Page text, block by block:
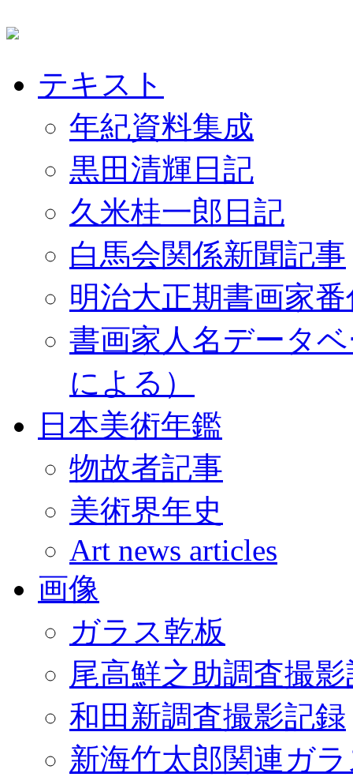
テキスト
年紀資料集成
黒田清輝日記
久米桂一郎日記
白馬会関係新聞記事
明治大正期書画家
書画家人名データ
による）
日本美術年鑑
物故者記事
美術界年史
Art news articles
画像
ガラス乾板
尾高鮮之助調査撮
和田新調査撮影記録
新海竹太郎関連ガ